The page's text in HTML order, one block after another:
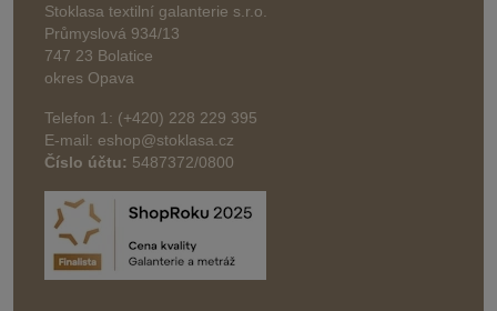
Stoklasa textilní galanterie s.r.o.
Průmyslová 934/13
747 23 Bolatice
okres Opava
Telefon 1: (+420) 228 229 395
E-mail: eshop@stoklasa.cz
Číslo účtu: 5487372/0800